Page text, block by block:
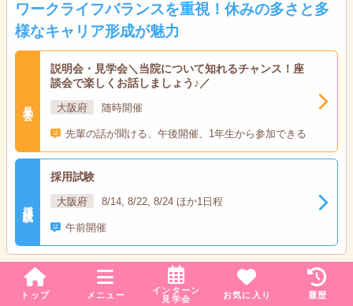
トップ メニュー
インターン
見学会
お気に入り 履歴
ワークライフバランスを重視！休みの多さと多
様なキャリア形成が魅力
説明会・見学会＼当院について知れるチャンス！座
談会で楽しくお話しましょう♪／
大阪府 随時開催
先輩の話が聞ける、午後開催、1年生から参加できる
採用試験
大阪府 8/14, 8/22, 8/24 ほか1日程
午前開催
阪南中央病院